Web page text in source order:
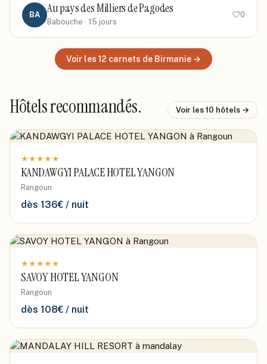
BA Au pays des Milliers de Pagodes
Babouche · 15 jours
0
Voir les 12 carnets de Birmanie →
Hôtels recommandés. Voir les 10 hôtels →
★ ★ ★ ★ ★
KANDAWGYI PALACE HOTEL YANGON
Rangoun
dès 136€ / nuit
★ ★ ★ ★ ★
SAVOY HOTEL YANGON
Rangoun
dès 108€ / nuit